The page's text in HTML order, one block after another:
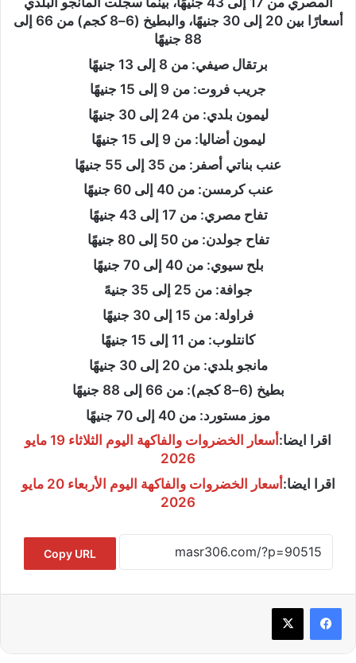
أسعارًا بين 20 إلى 30 جنيهًا، والبطيخ (6–8 كجم) من 66 إلى
88 جنيهًا
برتقال صيفي: من 8 إلى 13 جنيهًا
جريب فروت: من 9 إلى 15 جنيهًا
ليمون بلدي: من 24 إلى 30 جنيهًا
ليمون أضاليا: من 9 إلى 15 جنيهًا
عنب بناتي أصفر: من 35 إلى 55 جنيهًا
عنب كرمسن: من 40 إلى 60 جنيهًا
تفاح مصري: من 17 إلى 43 جنيهًا
تفاح جولدن: من 50 إلى 80 جنيهًا
بلح سيوي: من 40 إلى 70 جنيهًا
جوافة: من 25 إلى 35 جنيهً
فراولة: من 15 إلى 30 جنيهًا
كانتلوب: من 11 إلى 15 جنيهًا
مانجو بلدي: من 20 إلى 30 جنيهًا
بطيخ (6–8 كجم): من 66 إلى 88 جنيهًا
موز مستورد: من 40 إلى 70 جنيهًا
اقرا ايضا:
أسعار الخضروات والفاكهة اليوم الثلاثاء 19 مايو
2026
اقرا ايضا:
أسعار الخضروات والفاكهة اليوم الأربعاء 20 مايو
2026
Copy URL